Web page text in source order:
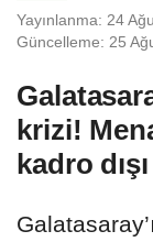
Yayınlanma: 24
Güncelleme: 25
krizi!
kadro